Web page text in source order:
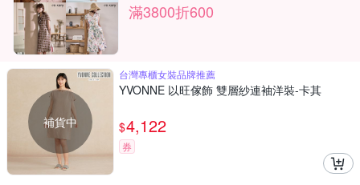
滿3800折600
補貨中
台灣專櫃女裝品牌推薦
YVONNE 以旺傢飾 雙層紗連袖洋裝-卡其
$4,122
券